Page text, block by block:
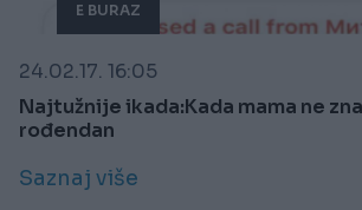
E BURAZ
24.02.17. 16:05
Najtužnije ikada:Kada mama ne
rođendan
Saznaj više